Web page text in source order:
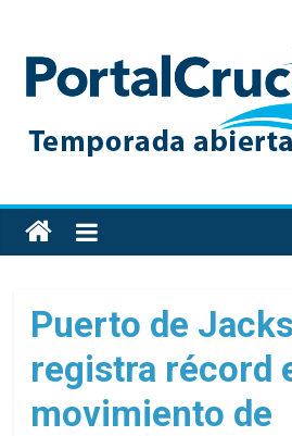
content
Toda
la
de
cruceros
en
un
solo
Puerto de
registra récord
movimiento de